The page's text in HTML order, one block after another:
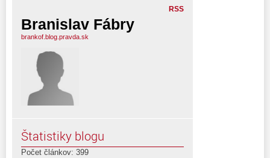
RSS
Branislav Fábry
brankof.blog.pravda.sk
Štatistiky blogu
Počet článkov: 399